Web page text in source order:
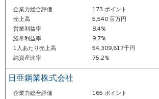
企業力総合評価
173 ポイント
売上高
5,540 百万円
営業利益率
8.4%
経常利益率
9.7%
1人あたり売上高
54,309,617千円
純資産比率
75.2%
日亜鋼業株式会社
企業力総合評価
165 ポイント